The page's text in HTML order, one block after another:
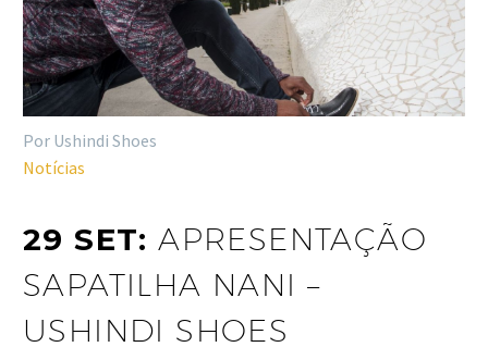
Por Ushindi Shoes
Notícias
29 SET:APRESENTAÇÃO
SAPATILHA NANI –
USHINDI SHOES